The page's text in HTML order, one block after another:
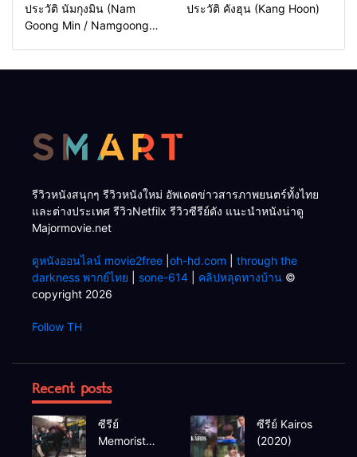
ประวัติ นัมกุงมิน (Nam
Goong Min / Namgoong
ประวัติ คังฮุน (Kang Hoon)
รีวิวหนังสนุกๆ รีวิวหนังใหม่ อัพเดตข่าวสารภาพยนตร์ทั้งไทย
และต่างประเทศ รีวิวNetfilx รีวิวซีรีย์ดัง แนะนำหนังน่าดู
Majormovie.net
ดูหนังออนไลน์ movie2free oh-hd.com
through the
darkness พากย์ไทย
sone-614 คลิปหลุดทางบ้าน ©
copyright 2026
Follow TH
Recent posts
ซีรีย์
Memorist
ซีรีย์ Kairos
(2020)